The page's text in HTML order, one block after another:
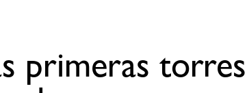
primeras torres